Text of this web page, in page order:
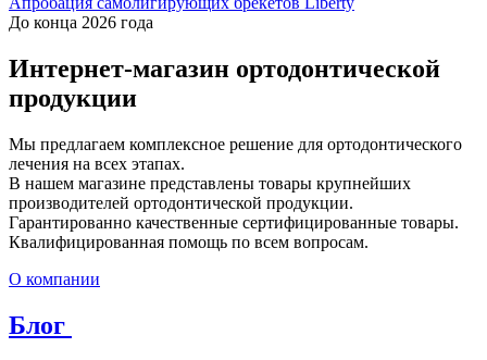
До конца 2026 года
Интернет-магазин ортодонтической
продукции
Мы предлагаем комплексное решение для ортодонтического
лечения на всех этапах.
В нашем магазине представлены товары крупнейших
производителей ортодонтической продукции.
Гарантированно качественные сертифицированные товары.
Квалифицированная помощь по всем вопросам.
О компании
Блог